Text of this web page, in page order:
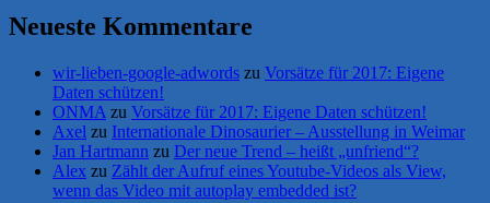
Neueste Kommentare
wir-lieben-google-adwords zu Vorsätze für 2017: Eigene
Daten schützen!
ONMA zu Vorsätze für 2017: Eigene Daten schützen!
Axel zu Internationale Dinosaurier – Ausstellung in Weimar
Jan Hartmann zu Der neue Trend – heißt „unfriend“?
Alex zu Zählt der Aufruf eines Youtube-Videos als View,
wenn das Video mit autoplay embedded ist?